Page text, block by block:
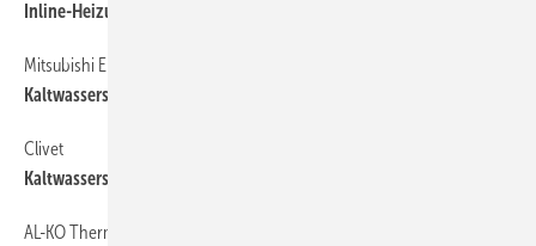
Inline-Heizungswasseraufbereitung
Mitsubishi Electric
Kaltwassersatz mit R1234ze oder R513A
Clivet
Kaltwassersatz mit R513A bis 1,5 MW
AL-KO Therm